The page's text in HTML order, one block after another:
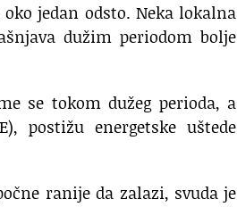
jedan odsto. Neka lokalna
dužim periodom bolje
se tokom dužeg perioda, a
postižu energetske uštede
ranije da zalazi, svuda je